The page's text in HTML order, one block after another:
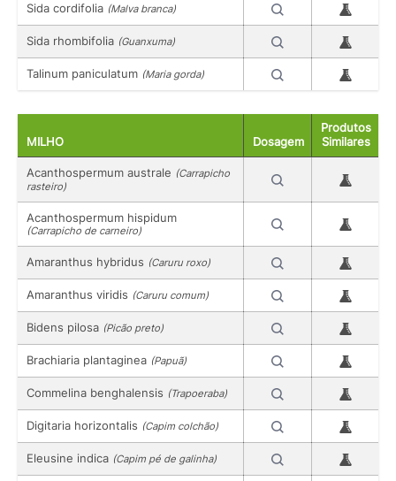
Sida cordifolia (Malva branca)
Sida rhombifolia (Guanxuma)
Talinum paniculatum (Maria gorda)
MILHO Dosagem
Produtos
Similares
Acanthospermum australe (Carrapicho
rasteiro)
Acanthospermum hispidum
(Carrapicho de carneiro)
Amaranthus hybridus (Caruru roxo)
Amaranthus viridis (Caruru comum)
Bidens pilosa (Picão preto)
Brachiaria plantaginea (Papuã)
Commelina benghalensis (Trapoeraba)
Digitaria horizontalis (Capim colchão)
Eleusine indica (Capim pé de galinha)